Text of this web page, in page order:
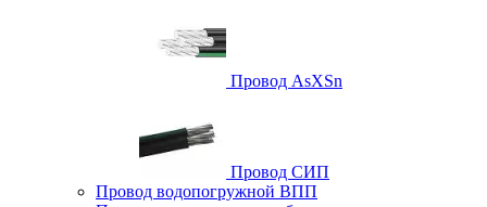
Провод AsXSn
Провод СИП
Провод водопогружной ВПП